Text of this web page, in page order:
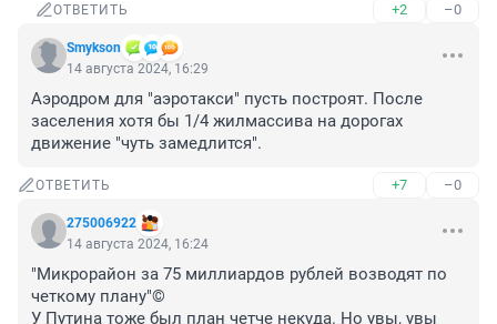
ОТВЕТИТЬ +2 –0
Smykson
14 августа 2024, 16:29
Аэродром для "аэротакси" пусть построят. После
заселения хотя бы 1/4 жилмассива на дорогах
движение "чуть замедлится".
ОТВЕТИТЬ +7 –0
275006922
14 августа 2024, 16:24
"Микрорайон за 75 миллиардов рублей возводят по
четкому плану"©
У Путина тоже был план четче некуда. Но увы, увы